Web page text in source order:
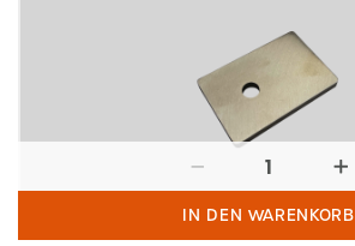
Menge
IN DEN WARENKORB